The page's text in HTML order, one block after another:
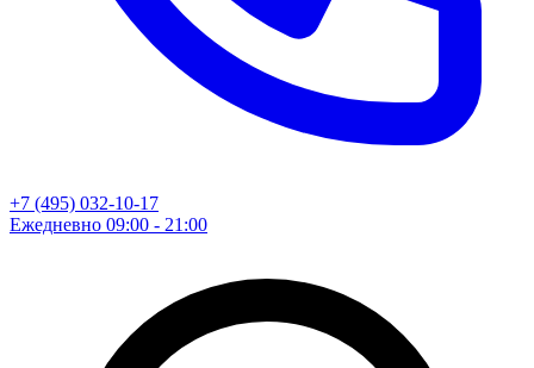
+7 (495) 032-10-17
Ежедневно 09:00 - 21:00